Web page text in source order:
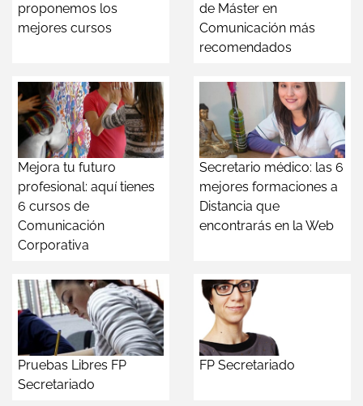
proponemos los
mejores cursos
de Máster en
Comunicación más
recomendados
Mejora tu futuro
profesional: aquí tienes
6 cursos de
Comunicación
Corporativa
Secretario médico: las 6
mejores formaciones a
Distancia que
encontrarás en la Web
Pruebas Libres FP
Secretariado
FP Secretariado